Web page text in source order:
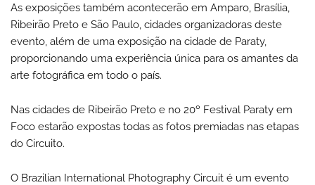
As exposições também acontecerão em Amparo, Brasília,
Ribeirão Preto e São Paulo, cidades organizadoras deste
evento, além de uma exposição na cidade de Paraty,
proporcionando uma experiência única para os amantes da
arte fotográfica em todo o país.
Nas cidades de Ribeirão Preto e no 20º Festival Paraty em
Foco estarão expostas todas as fotos premiadas nas etapas
do Circuito.
O Brazilian International Photography Circuit é um evento